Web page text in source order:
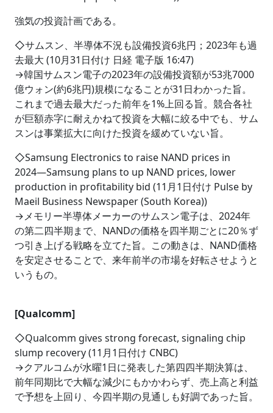
強気の投資計画である。
◇サムスン、半導体不況も設備投資6兆円；2023年も過
去最大 (10月31日付け 日経 電子版 16:47)
→韓国サムスン電子の2023年の設備投資額が53兆7000
億ウォン(約6兆円)規模になることが31日わかった旨。
これまで過去最大だった前年を1%上回る旨。競合各社
が巨額赤字に耐えかねて投資を大幅に絞る中でも、サム
スンは事業拡大に向けた投資を緩めていない旨。
◇Samsung Electronics to raise NAND prices in
2024―Samsung plans to up NAND prices, lower
production in profitability bid (11月1日付け Pulse by
Maeil Business Newspaper (South Korea))
→メモリー半導体メーカーのサムスン電子は、2024年
の第二四半期まで、NANDの価格を四半期ごとに20％ず
つ引き上げる戦略を立てた旨。この動きは、NAND価格
を安定させることで、来年前半の市場を好転させようと
いうもの。
[Qualcomm]
◇Qualcomm gives strong forecast, signaling chip
slump recovery (11月1日付け CNBC)
→クアルコムが水曜1日に発表した第四四半期決算は、
前年同期比で大幅な減少にもかかわらず、売上高と利益
で予想を上回り、今四半期の見通しも好調であった旨。